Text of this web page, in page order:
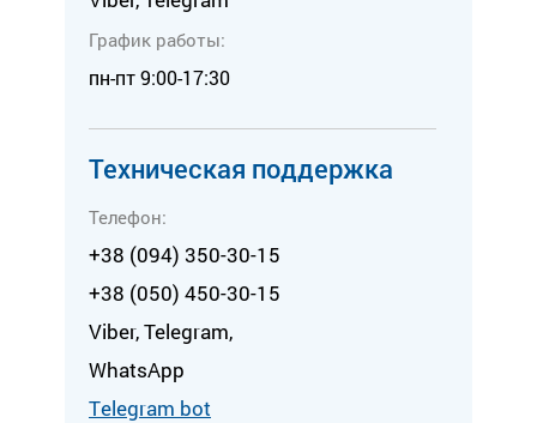
График работы:
пн-пт 9:00-17:30
Техническая поддержка
Телефон:
+38 (094) 350-30-15
+38 (050) 450-30-15
Viber, Telegram,
WhatsApp
Тelegram bot